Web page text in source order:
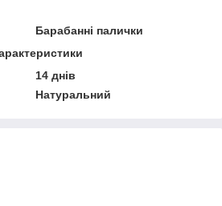
Барабанні палички
14 днів
Натуральний